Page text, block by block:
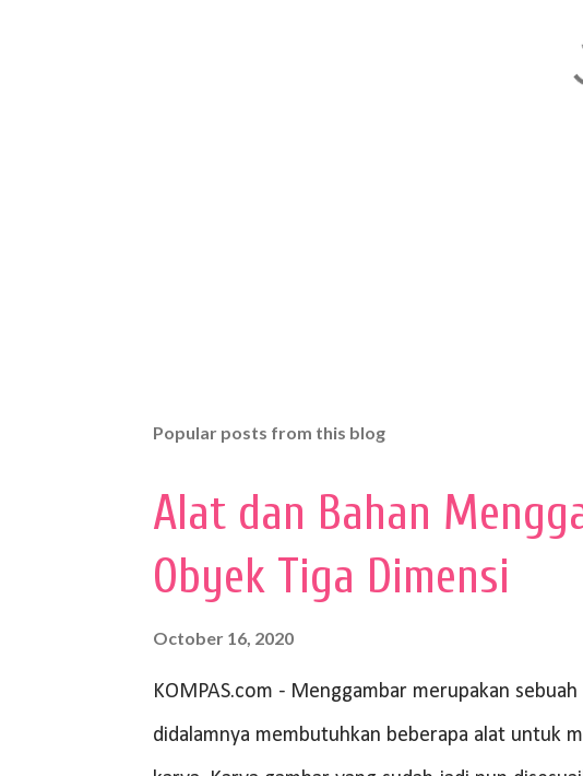
Popular posts from this blog
Alat dan Bahan
Obyek Tiga Dimensi
October 16, 2020
KOMPAS.com - Menggambar merupakan
didalamnya membutuhkan beberapa alat untuk